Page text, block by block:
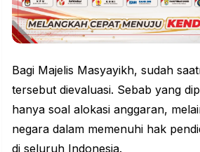
Bagi Majelis Masyayikh, sudah
tersebut dievaluasi. Sebab yang
hanya soal alokasi anggaran,
negara dalam memenuhi hak
di seluruh Indonesia.